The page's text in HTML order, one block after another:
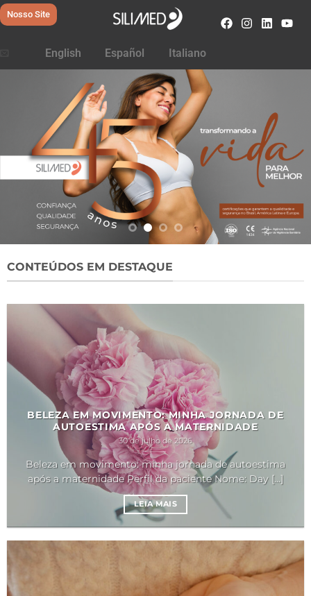
Nosso Site
English Español Italiano
CONTEÚDOS EM DESTAQUE
BELEZA EM MOVIMENTO: MINHA JORNADA DE
AUTOESTIMA APÓS A MATERNIDADE
30 de julho de 2026
Beleza em movimento: minha jornada de autoestima
após a maternidade Perfil da paciente Nome: Day [...]
LEIA MAIS